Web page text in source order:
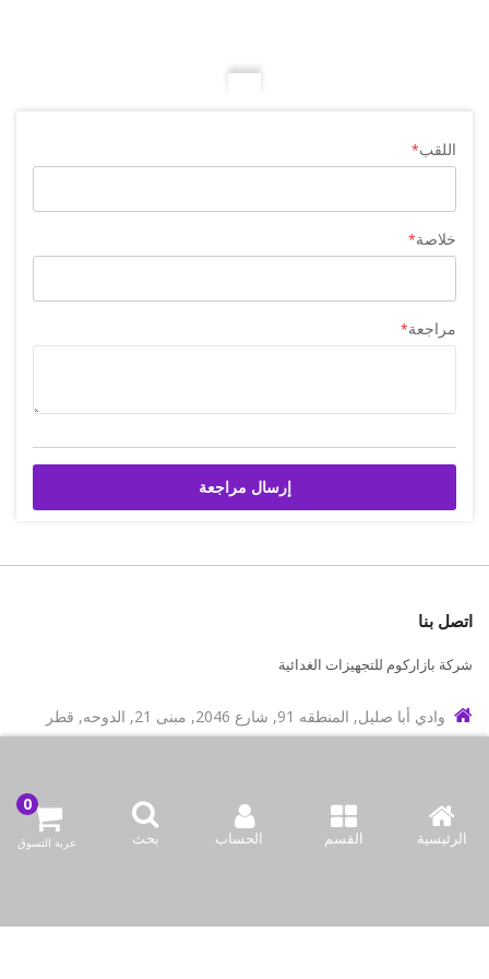
الرئيسية القسم الحساب بحث عربة التسوق
اللقب
خلاصة
مراجعة
إرسال مراجعة
اتصل بنا
شركة بازاركوم للتجهيزات الغدائية
وادي أبا صليل, المنطقه 91, شارع 2046, مبنى 21, الدوحه, قطر
سياسة المتجر